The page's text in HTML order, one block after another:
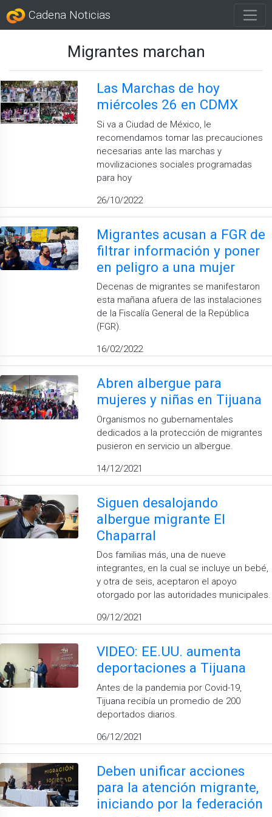
Cadena Noticias
Migrantes marchan
Las Marchas de hoy
miércoles 26 en CDMX
Si va a Ciudad de México, le
recomendamos tomar las precauciones
necesarias ante las marchas y
movilizaciones sociales programadas
para hoy
26/10/2022
Migrantes acusan a FGR de
filtrar información y poner
en peligro a una mujer
Decenas de migrantes se manifestaron
esta mañana afuera de las instalaciones
de la Fiscalía General de la República
(FGR).
16/02/2022
Abren albergue para
mujeres y niñas en Tijuana
Organismos no gubernamentales
dedicados a la protección de migrantes
pusieron en servicio un albergue.
14/12/2021
Siguen desalojando
albergue migrante El
Chaparral
Dos familias más, una de nueve
integrantes, en la cual se incluye un bebé,
y otra de seis, aceptaron el apoyo
otorgado por las autoridades municipales.
09/12/2021
VIDEO: EE.UU. aumenta
deportaciones a Tijuana
Antes de la pandemia por Covid-19,
Tijuana recibía un promedio de 200
deportados diarios.
06/12/2021
Deben unificar acciones
para la atención migrante,
iniciando por la federación